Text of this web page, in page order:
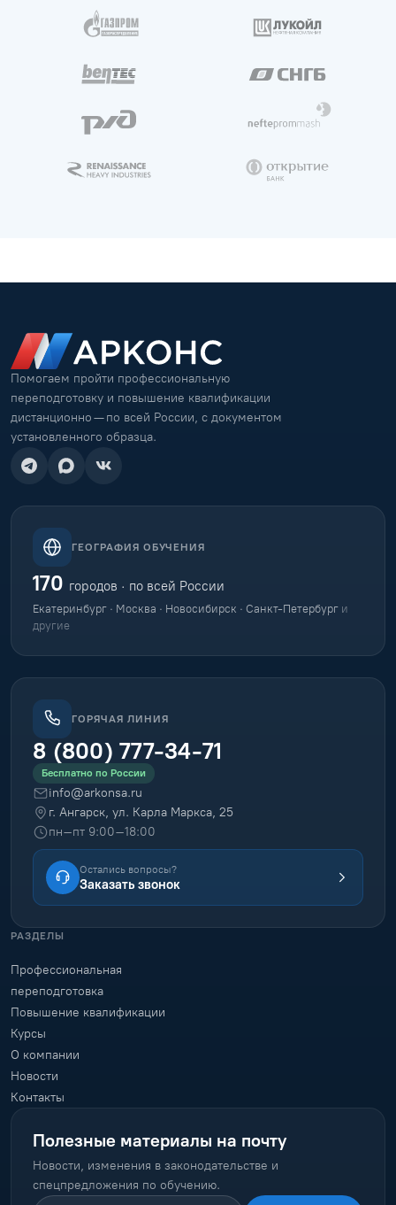
Помогаем пройти профессиональную
переподготовку и повышение квалификации
дистанционно — по всей России, с документом
установленного образца.
ГЕОГРАФИЯ ОБУЧЕНИЯ
170 городов · по всей России
Екатеринбург · Москва · Новосибирск · Санкт-Петербург и
другие
ГОРЯЧАЯ ЛИНИЯ
8 (800) 777-34-71
Бесплатно по России
info@arkonsa.ru
г. Ангарск, ул. Карла Маркса, 25
пн–пт 9:00–18:00
Остались вопросы?
Заказать звонок
РАЗДЕЛЫ
Профессиональная
переподготовка
Повышение квалификации
Курсы
О компании
Новости
Контакты
Полезные материалы на почту
Новости, изменения в законодательстве и
спецпредложения по обучению.